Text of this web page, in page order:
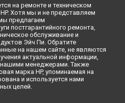
на ремонте и техническом
Хотя мы и не представляем
предлагаем
постгарантийного ремонта,
обслуживание и
Эйч Пи. Обратите
на нашем сайте, не являются
актуальной информации,
менеджерами. Также
марка HP, упоминаемая на
и используется нами
целей.